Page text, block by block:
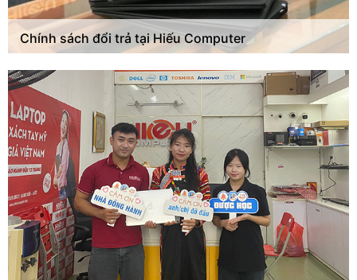
Chính sách đổi trả tại Hiếu Computer